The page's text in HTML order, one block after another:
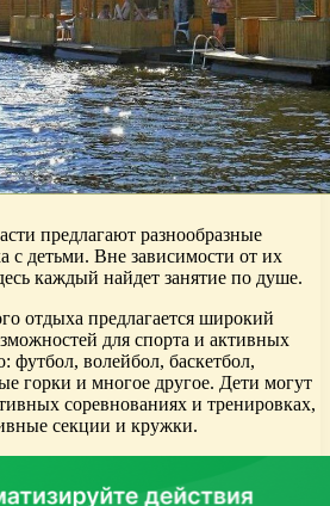
предлагают разнообразные
с детьми. Вне зависимости от их
каждый найдет занятие по душе.
отдыха предлагается широкий
для спорта и активных
футбол, волейбол, баскетбол,
горки и многое другое. Дети могут
соревнованиях и тренировках,
секции и кружки.